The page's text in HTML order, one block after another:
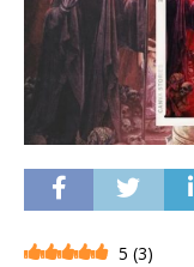
5 (3)